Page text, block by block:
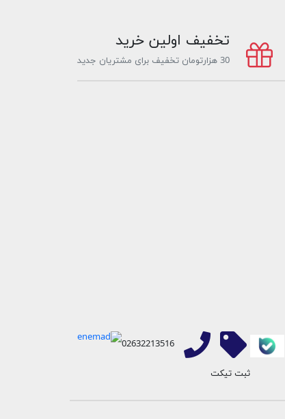
تخفیف اولین خرید
30 هزارتومان تخفیف برای مشتریان جدید
ثبت تیکت
02632213516